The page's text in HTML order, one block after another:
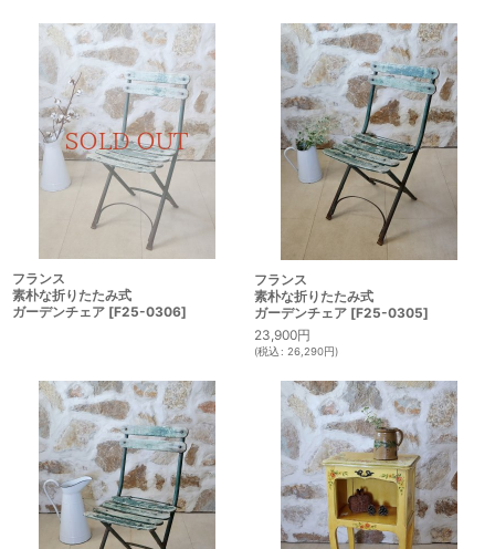
フランス
素朴な折りたたみ式
ガーデンチェア [F25-0306]
フランス
素朴な折りたたみ式
ガーデンチェア [F25-0305]
23,900円
(税込: 26,290円)